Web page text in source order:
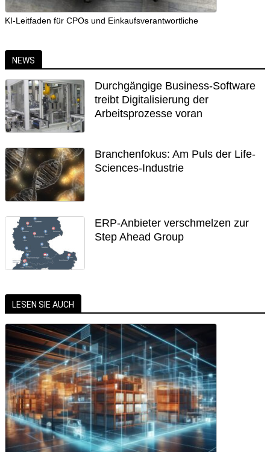
KI-Leitfaden für CPOs und Einkaufsverantwortliche
NEWS
Durchgängige Business-Software
treibt Digitalisierung der
Arbeitsprozesse voran
Branchenfokus: Am Puls der Life-
Sciences-Industrie
ERP-Anbieter verschmelzen zur
Step Ahead Group
LESEN SIE AUCH